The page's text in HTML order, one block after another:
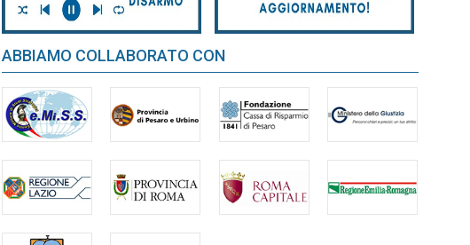
ABBIAMO COLLABORATO CON